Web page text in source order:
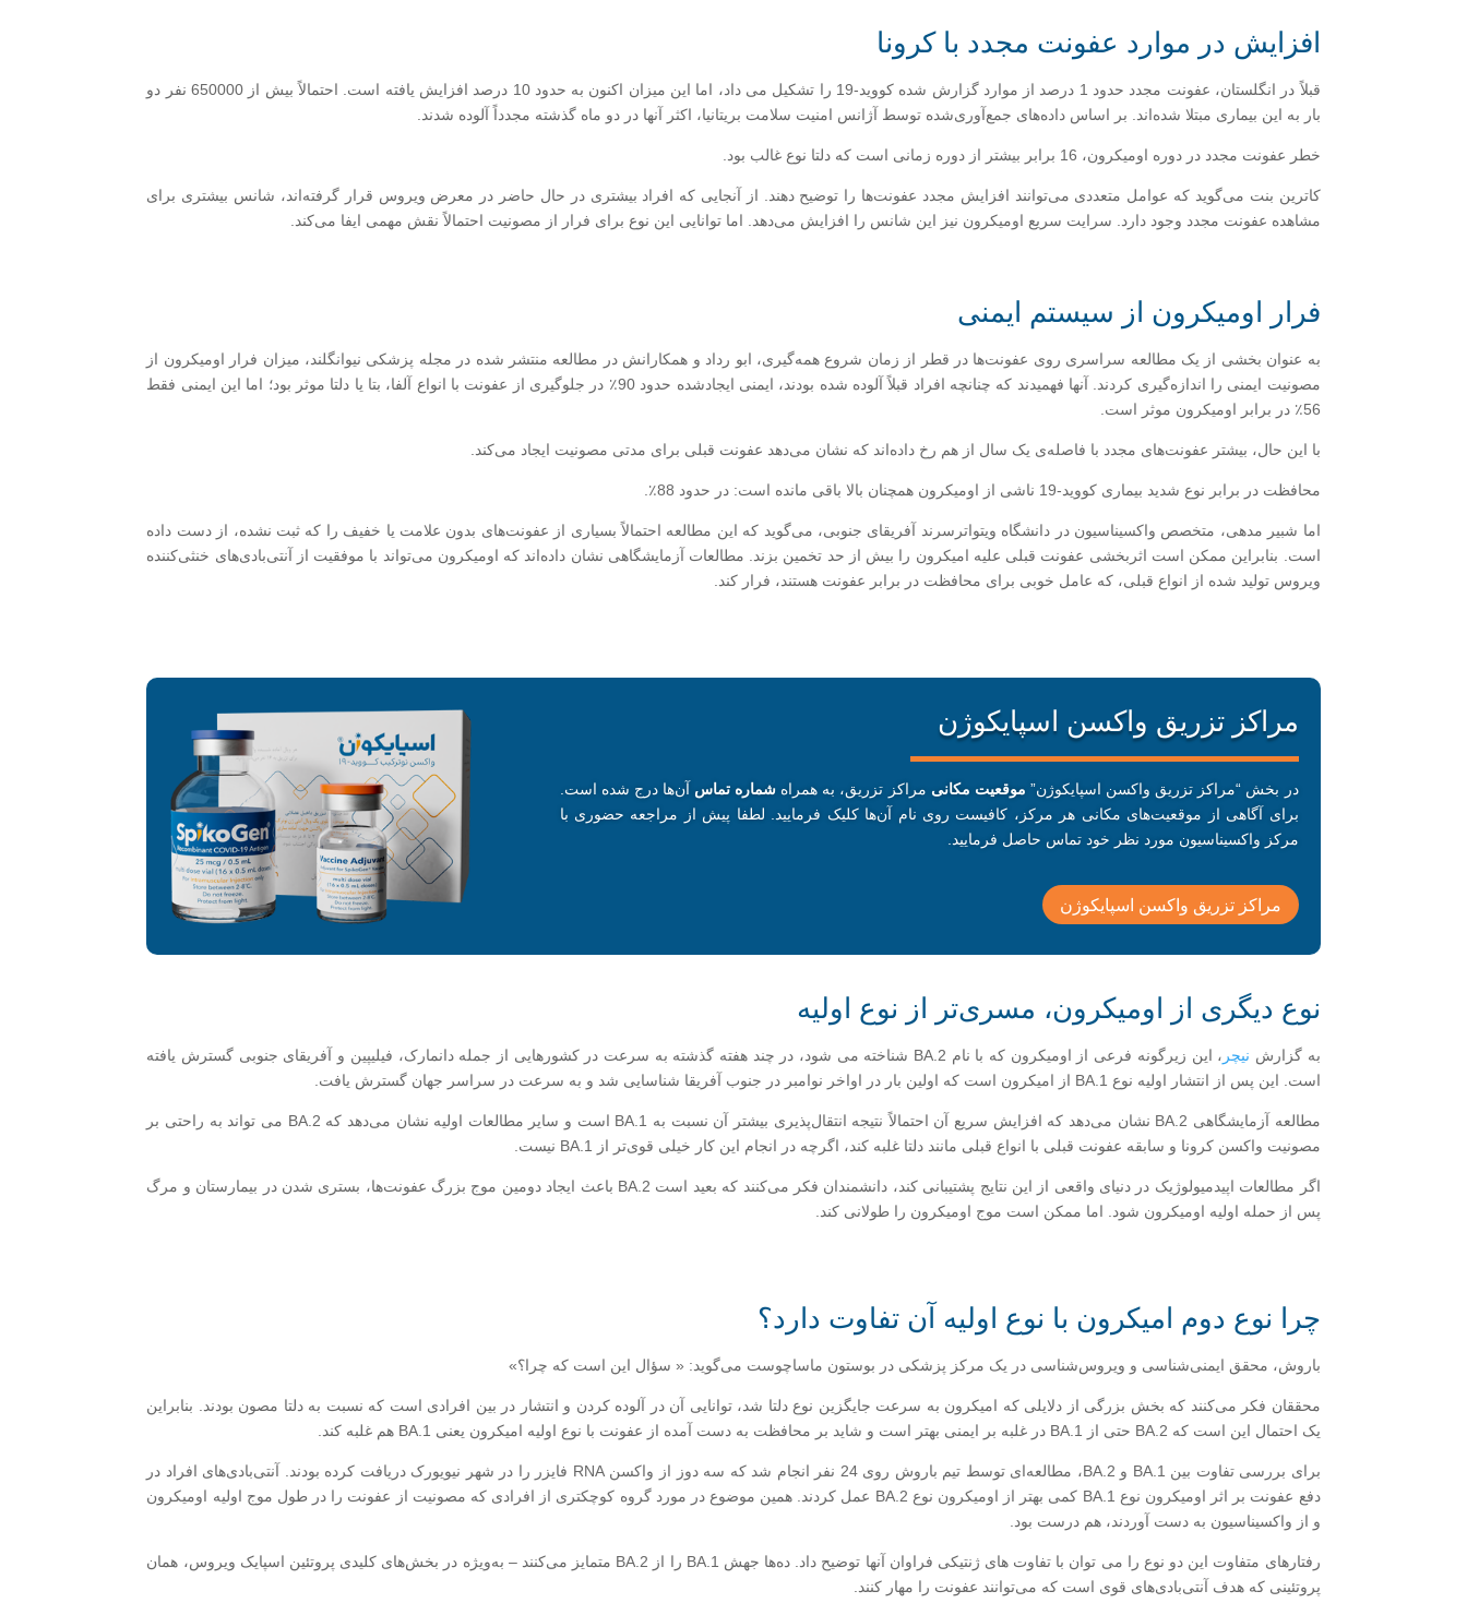
افزایش در موارد عفونت مجدد با کرونا
قبلاً در انگلستان، عفونت مجدد حدود 1 درصد از موارد گزارش شده کووید-19 را تشکیل می داد، اما این میزان اکنون به حدود 10 درصد افزایش یافته است. احتمالاً بیش از 650000 نفر دو
بار به این بیماری مبتلا شده‌اند. بر اساس داده‌های جمع‌آوری‌شده توسط آژانس امنیت سلامت بریتانیا، اکثر آنها در دو ماه گذشته مجدداً آلوده شدند.
خطر عفونت مجدد در دوره اومیکرون، 16 برابر بیشتر از دوره زمانی است که دلتا نوع غالب بود.
کاترین بنت می‌گوید که عوامل متعددی می‌توانند افزایش مجدد عفونت‌ها را توضیح دهند. از آنجایی که افراد بیشتری در حال حاضر در معرض ویروس قرار گرفته‌اند، شانس بیشتری برای
مشاهده عفونت مجدد وجود دارد. سرایت سریع اومیکرون نیز این شانس را افزایش می‌دهد. اما توانایی این نوع برای فرار از مصونیت احتمالاً نقش مهمی ایفا می‌کند.
فرار اومیکرون از سیستم ایمنی
به عنوان بخشی از یک مطالعه سراسری روی عفونت‌ها در قطر از زمان شروع همه‌گیری، ابو رداد و همکارانش در مطالعه منتشر شده در مجله پزشکی نیوانگلند، میزان فرار اومیکرون از
مصونیت ایمنی را اندازه‌گیری کردند. آنها فهمیدند که چنانچه افراد قبلاً آلوده شده بودند، ایمنی ایجادشده حدود 90٪ در جلوگیری از عفونت با انواع آلفا، بتا یا دلتا موثر بود؛ اما این ایمنی فقط
56٪ در برابر اومیکرون موثر است.
با این حال، بیشتر عفونت‌های مجدد با فاصله‌ی یک سال از هم رخ داده‌اند که نشان می‌دهد عفونت قبلی برای مدتی مصونیت ایجاد می‌کند.
محافظت در برابر نوع شدید بیماری کووید-19 ناشی از اومیکرون همچنان بالا باقی مانده است: در حدود 88٪.
اما شبیر مدهی، متخصص واکسیناسیون در دانشگاه ویتواترسرند آفریقای جنوبی، می‌گوید که این مطالعه احتمالاً بسیاری از عفونت‌های بدون علامت یا خفیف را که ثبت نشده، از دست داده
است. بنابراین ممکن است اثربخشی عفونت قبلی علیه امیکرون را بیش از حد تخمین بزند. مطالعات آزمایشگاهی نشان داده‌اند که اومیکرون می‌تواند با موفقیت از آنتی‌بادی‌های خنثی‌کننده
ویروس تولید شده از انواع قبلی، که عامل خوبی برای محافظت در برابر عفونت هستند، فرار کند.
مراکز تزریق واکسن اسپایکوژن
در بخش “مراکز تزریق واکسن اسپایکوژن” موقعیت مکانی مراکز تزریق، به همراه شماره تماس آن‌ها درج شده است.
برای آگاهی از موقعیت‌های مکانی هر مرکز، کافیست روی نام آن‌ها کلیک فرمایید. لطفا پیش از مراجعه حضوری با
مرکز واکسیناسیون مورد نظر خود تماس حاصل فرمایید.
مراکز تزریق واکسن اسپایکوژن
نوع دیگری از اومیکرون، مسری‌تر از نوع اولیه
به گزارش نیچر
، این زیرگونه فرعی از اومیکرون که با نام BA.2 شناخته می شود، در چند هفته گذشته به سرعت در کشورهایی از جمله دانمارک، فیلیپین و آفریقای جنوبی گسترش یافته
است. این پس از انتشار اولیه نوع BA.1 از امیکرون است که اولین بار در اواخر نوامبر در جنوب آفریقا شناسایی شد و به سرعت در سراسر جهان گسترش یافت.
مطالعه آزمایشگاهی BA.2 نشان می‌دهد که افزایش سریع آن احتمالاً نتیجه انتقال‌پذیری بیشتر آن نسبت به BA.1 است و سایر مطالعات اولیه نشان می‌دهد که BA.2 می تواند به راحتی بر
مصونیت واکسن کرونا و سابقه عفونت قبلی با انواع قبلی مانند دلتا غلبه کند، اگرچه در انجام این کار خیلی قوی‌تر از BA.1 نیست.
اگر مطالعات اپیدمیولوژیک در دنیای واقعی از این نتایج پشتیبانی کند، دانشمندان فکر می‌کنند که بعید است BA.2 باعث ایجاد دومین موج بزرگ عفونت‌ها، بستری شدن در بیمارستان و مرگ
پس از حمله اولیه اومیکرون شود. اما ممکن است موج اومیکرون را طولانی کند.
چرا نوع دوم امیکرون با نوع اولیه آن تفاوت دارد؟
باروش، محقق ایمنی‌شناسی و ویروس‌شناسی در یک مرکز پزشکی در بوستون ماساچوست می‌گوید: « سؤال این است که چرا؟»
محققان فکر می‌کنند که بخش بزرگی از دلایلی که امیکرون به سرعت جایگزین نوع دلتا شد، توانایی آن در آلوده کردن و انتشار در بین افرادی است که نسبت به دلتا مصون بودند. بنابراین
یک احتمال این است که BA.2 حتی از BA.1 در غلبه بر ایمنی بهتر است و شاید بر محافظت به دست آمده از عفونت با نوع اولیه امیکرون یعنی BA.1 هم غلبه کند.
برای بررسی تفاوت بین BA.1 و BA.2، مطالعه‌ای توسط تیم باروش روی 24 نفر انجام شد که سه دوز از واکسن RNA فایزر را در شهر نیویورک دریافت کرده بودند. آنتی‌بادی‌های افراد در
دفع عفونت بر اثر اومیکرون نوع BA.1 کمی بهتر از اومیکرون نوع BA.2 عمل کردند. همین موضوع در مورد گروه کوچکتری از افرادی که مصونیت از عفونت را در طول موج اولیه اومیکرون
و از واکسیناسیون به دست آوردند، هم درست بود.
رفتارهای متفاوت این دو نوع را می توان با تفاوت های ژنتیکی فراوان آنها توضیح داد. ده‌ها جهش BA.1 را از BA.2 متمایز می‌کنند – به‌ویژه در بخش‌های کلیدی پروتئین اسپایک ویروس، همان
پروتئینی که هدف آنتی‌بادی‌های قوی است که می‌توانند عفونت را مهار کنند.